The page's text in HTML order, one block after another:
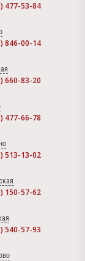
477-53-84
846-00-14
660-83-20
477-66-78
513-13-02
150-57-62
540-57-93